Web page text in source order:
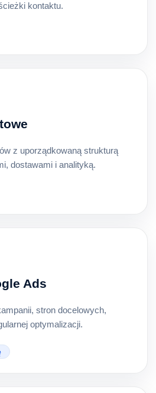
kontaktu.
z uporządkowaną strukturą
dostawami i analityką.
Ads
stron docelowych,
optymalizacji.